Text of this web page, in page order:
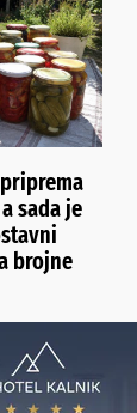
sada je
brojne